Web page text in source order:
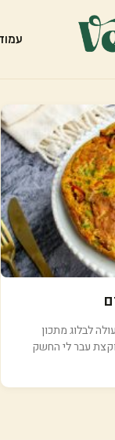
לבלוג מתכון
עבר לי החשק